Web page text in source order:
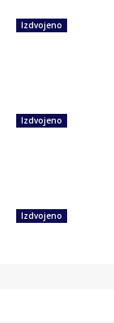
Izdvojeno
Izdvojeno
Izdvojeno